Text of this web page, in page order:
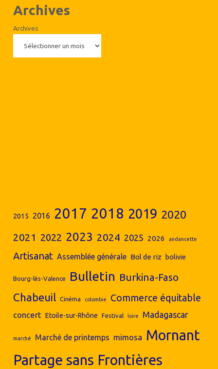
Archives
Archives
2015 2016 2017 2018 2019 2020
2021 2022 2023 2024 2025 2026 andancette
Artisanat Assemblée générale Bol de riz bolivie
Bourg-lès-Valence Bulletin Burkina-Faso
Chabeuil Cinéma colombie Commerce équitable
concert Etoile-sur-Rhône Festival loire Madagascar
marché Marché de printemps mimosa Mornant
Partage sans Frontières